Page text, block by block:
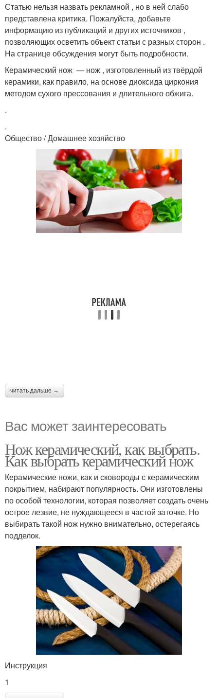
Статью нельзя назвать рекламной , но в ней слабо
представлена критика. Пожалуйста, добавьте
информацию из публикаций и других источников ,
позволяющих осветить объект статьи с разных сторон .
На странице обсуждения могут быть подробности.
Керамический нож — нож , изготовленный из твёрдой
керамики, как правило, на основе диоксида циркония
методом сухого прессования и длительного обжига.
.
.
Общество / Домашнее хозяйство
читать дальше →
Вас может заинтересовать
Нож керамический, как выбрать.
Как выбрать керамический нож
Керамические ножи, как и сковороды с керамическим
покрытием, набирают популярность. Они изготовлены
по особой технологии, которая позволяет создать очень
острое лезвие, не нуждающееся в частой заточке. Но
выбирать такой нож нужно внимательно, остерегаясь
подделок.
Инструкция
1